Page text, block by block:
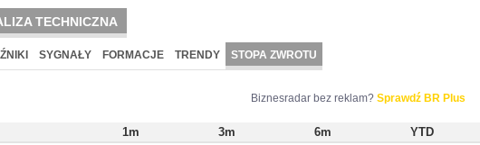
TECHNICZNA
SYGNAŁY FORMACJE TRENDY STOPA ZWROTU
Biznesradar bez reklam? Sprawdź BR Plus
1m 3m 6m YTD